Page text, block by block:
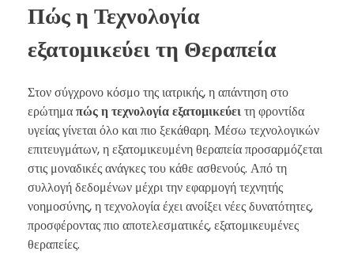
Πώς η Τεχνολογία
εξατομικεύει τη Θεραπεία
Στον σύγχρονο κόσμο της ιατρικής, η απάντηση στο
ερώτημαπώς η τεχνολογία εξατομικεύειτη φροντίδα
υγείας γίνεται όλο και πιο ξεκάθαρη. Μέσω τεχνολογικών
επιτευγμάτων, η εξατομικευμένη θεραπεία προσαρμόζεται
στις μοναδικές ανάγκες του κάθε ασθενούς. Από τη
συλλογή δεδομένων μέχρι την εφαρμογή τεχνητής
νοημοσύνης, η τεχνολογία έχει ανοίξει νέες δυνατότητες,
προσφέροντας πιο αποτελεσματικές, εξατομικευμένες
θεραπείες.